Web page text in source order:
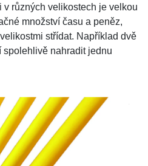
v různých velikostech je velkou
množství času a peněz,
střídat. Například dvě
nahradit jednu